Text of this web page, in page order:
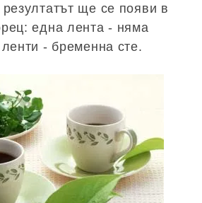
ще се появи в
една лента - няма
- бременна сте.